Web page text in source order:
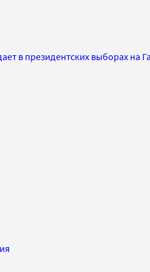
в президентских выборах на